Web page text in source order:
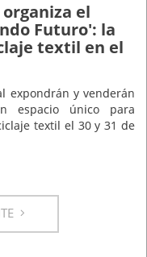
el
Futuro': la
textil en el
expondrán y venderán
espacio único para
textil el 30 y 31 de